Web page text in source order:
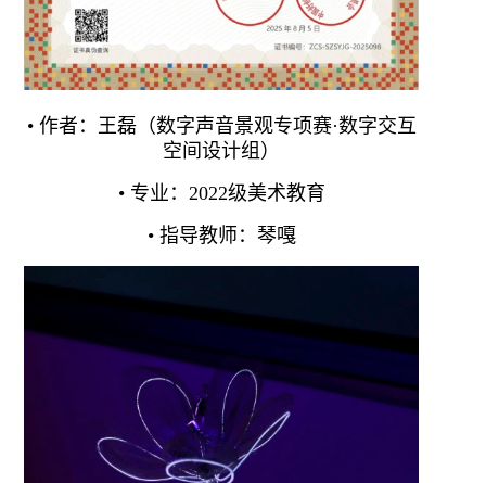
• 作者：王磊（数字声音景观专项赛·数字交互
空间设计组）
• 专业：2022级美术教育
• 指导教师：琴嘎